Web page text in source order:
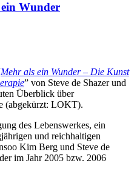
ein Wunder
Mehr als ein Wunder – Die Kunst
” von Steve de Shazer und
Überblick über
(abgekürzt: LOKT).
des Lebenswerkes, ein
und reichhaltigen
Kim Berg und Steve de
im Jahr 2005 bzw. 2006